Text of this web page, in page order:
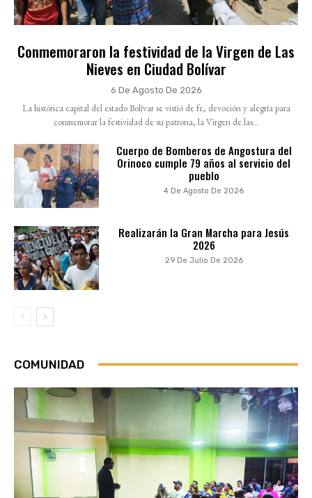
Conmemoraron la festividad de la Virgen de Las
Nieves en Ciudad Bolívar
6 De Agosto De 2026
La histórica capital del estado Bolívar se vistió de fe, devoción y alegría para
conmemorar la festividad de su patrona, la Virgen de las...
Cuerpo de Bomberos de Angostura del
Orinoco cumple 79 años al servicio del
pueblo
4 De Agosto De 2026
Realizarán la Gran Marcha para Jesús
2026
29 De Julio De 2026
COMUNIDAD